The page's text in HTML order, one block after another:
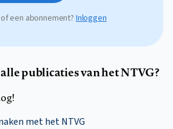
een abonnement? Inloggen
publicaties van het NTVG?
met het NTVG